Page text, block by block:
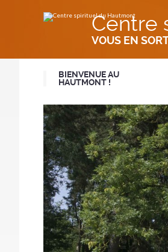
contenu.
Centre
VOUS EN
BIENVENUE AU
HAUTMONT !